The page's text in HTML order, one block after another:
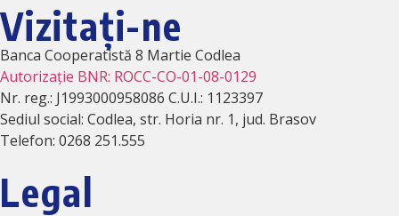
Vizitați-ne
Banca Cooperatistă 8 Martie Codlea
Autorizație BNR: ROCC-CO-01-08-0129
Nr. reg.: J1993000958086 C.U.I.: 1123397
Sediul social: Codlea, str. Horia nr. 1, jud. Brasov
Telefon: 0268 251.555
Legal